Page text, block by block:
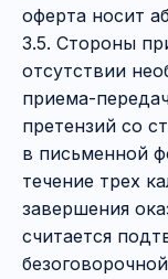
оферта носит
3.5. Стороны
отсутствии
приема-
претензий со
в письменной
течение трех
завершения
считается